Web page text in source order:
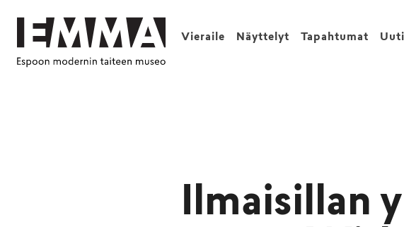
Vieraile Näyttelyt Tapahtumat
Ilmaisillan